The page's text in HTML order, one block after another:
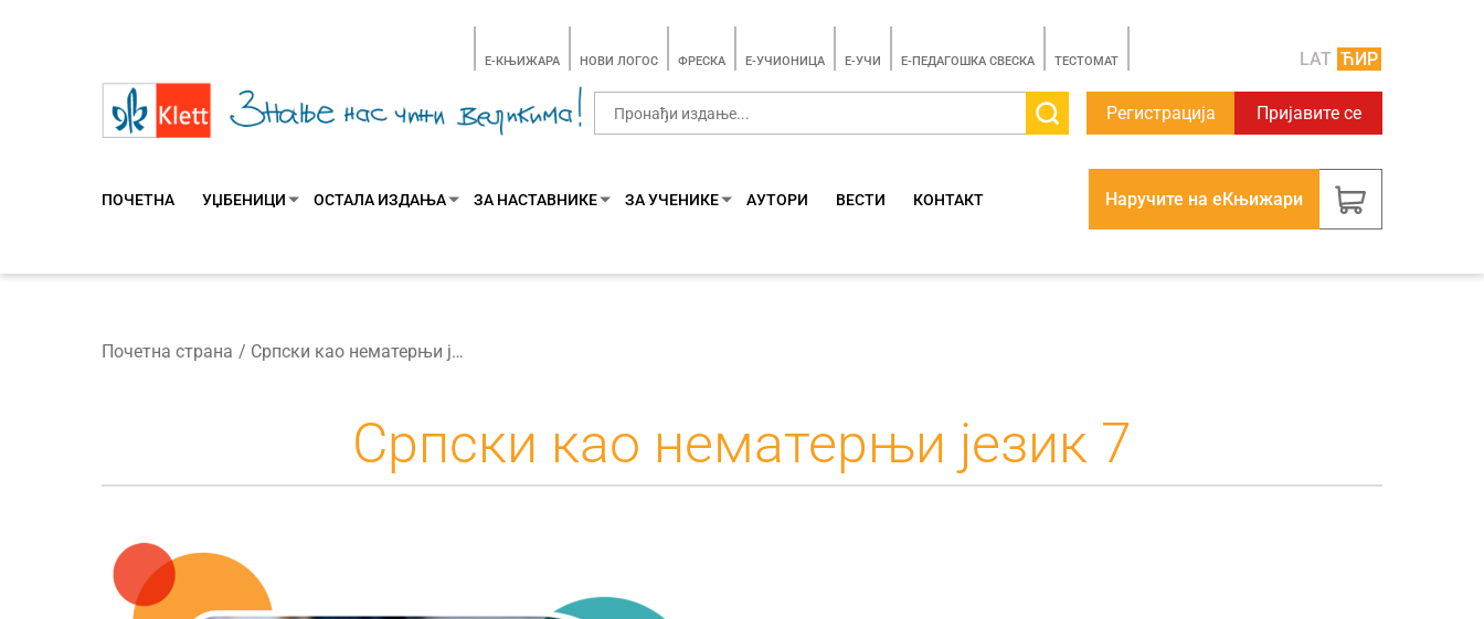
E-КЊИЖАРА НОВИ ЛОГОС ФРЕСКА E-УЧИОНИЦА E-УЧИ Е-ПЕДАГОШКА СВЕСКА TЕСТОМАТ LAT ЋИР
Регистрација Пријавите се
ПОЧЕТНА УЏБЕНИЦИ ОСТАЛА ИЗДАЊА ЗА НАСТАВНИКЕ ЗА УЧЕНИКЕ АУТОРИ ВЕСТИ КОНТАКТ Наручите на еКњижари
Почетна страна Српски као нематерњи језик 7
Српски као нематерњи језик 7